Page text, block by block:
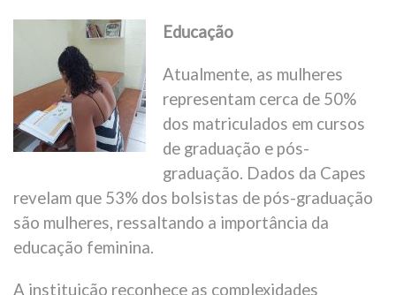
Educação
Atualmente, as mulheres
representam cerca de 50%
dos matriculados em cursos
de graduação e pós-
graduação. Dados da Capes
revelam que 53% dos bolsistas de pós-graduação
são mulheres, ressaltando a importância da
educação feminina.
A instituição reconhece as complexidades